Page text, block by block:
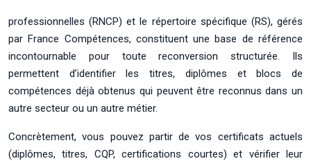
professionnelles (RNCP) et le répertoire spécifique (RS), gérés
par France Compétences, constituent une base de référence
incontournable pour toute reconversion structurée. Ils
permettent d’identifier les titres, diplômes et blocs de
compétences déjà obtenus qui peuvent être reconnus dans un
autre secteur ou un autre métier.
Concrètement, vous pouvez partir de vos certificats actuels
(diplômes, titres, CQP, certifications courtes) et vérifier leur